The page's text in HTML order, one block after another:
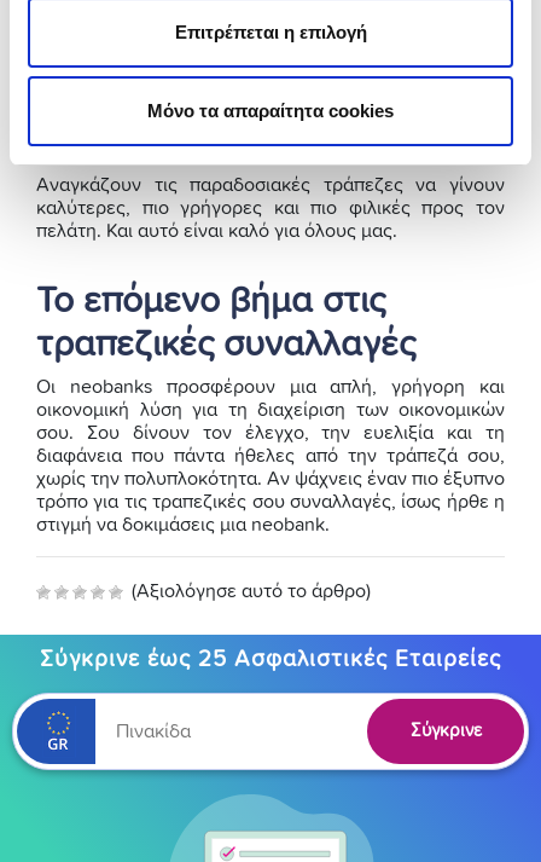
Επιτρέπεται η επιλογή
Μόνο τα απαραίτητα cookies
Οι neobanks δεν είναι απλώς μια μόδα. Είναι μια
τράπεζες. Με εκατομμύρια χρήστες παγκοσμίως και
να γίνονται όλο και πιο δημοφιλή, είναι ξεκάθαρο ότι
ήρθαν για να μείνουν.
Αναγκάζουν τις παραδοσιακές τράπεζες να γίνουν
καλύτερες, πιο γρήγορες και πιο φιλικές προς τον
πελάτη. Και αυτό είναι καλό για όλους μας.
Το επόμενο βήμα στις
τραπεζικές συναλλαγές
Οι neobanks προσφέρουν μια απλή, γρήγορη και
οικονομική λύση για τη διαχείριση των οικονομικών
σου. Σου δίνουν τον έλεγχο, την ευελιξία και τη
διαφάνεια που πάντα ήθελες από την τράπεζά σου,
χωρίς την πολυπλοκότητα. Αν ψάχνεις έναν πιο έξυπνο
τρόπο για τις τραπεζικές σου συναλλαγές, ίσως ήρθε η
στιγμή να δοκιμάσεις μια neobank.
(Αξιολόγησε αυτό το άρθρο)
Σύγκρινε έως 25 Ασφαλιστικές Εταιρείες
Σύγκρινε